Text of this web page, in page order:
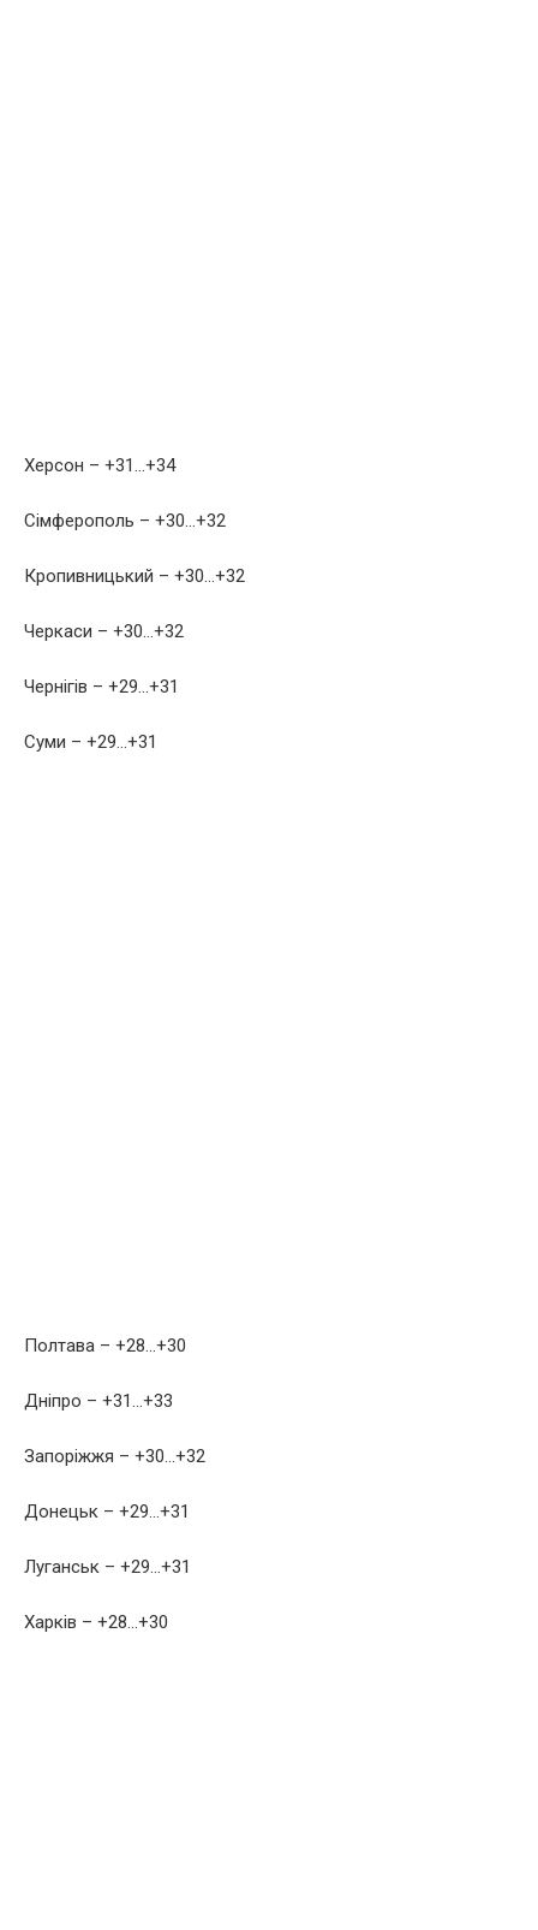
Херсон – +31…+34
Сімферополь – +30…+32
Кропивницький – +30…+32
Черкаси – +30…+32
Чернігів – +29…+31
Суми – +29…+31
Полтава – +28…+30
Дніпро – +31…+33
Запоріжжя – +30…+32
Донецьк – +29…+31
Луганськ – +29…+31
Харків – +28…+30